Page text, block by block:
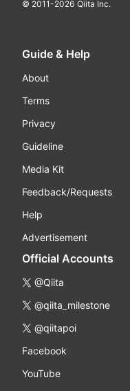
© 2011-2026 Qiita Inc.
Guide & Help
About
Terms
Privacy
Guideline
Media Kit
Feedback/Requests
Help
Advertisement
Official Accounts
@Qiita
@qiita_milestone
@qiitapoi
Facebook
YouTube